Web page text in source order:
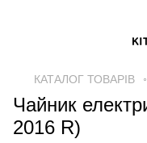
КАТАЛОГ ТОВАРІВ
Чайник
2016 R)